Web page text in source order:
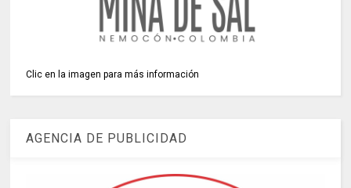
Clic en la imagen para más información
AGENCIA DE PUBLICIDAD